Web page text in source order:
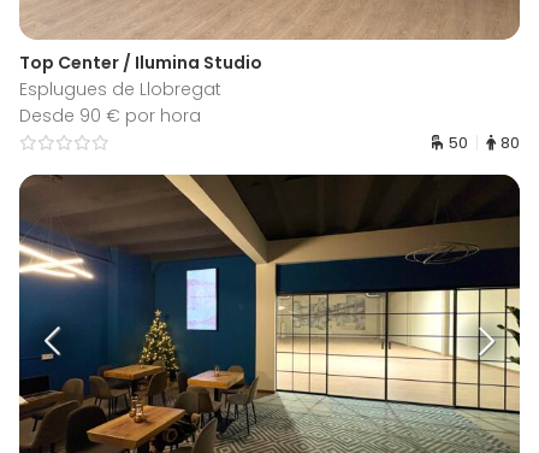
Top Center / Ilumina Studio
Esplugues de Llobregat
Desde 90 € por hora
50 80